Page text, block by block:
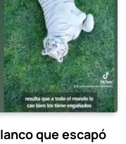
que escapó